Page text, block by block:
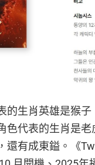
的生肖英雄是猴
色代表的生肖是
還有成東鎰。《